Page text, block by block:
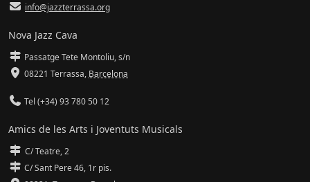
info@jazzterrassa.org
Nova Jazz Cava
Passatge Tete Montoliu, s/n
08221 Terrassa, Barcelona
Tel (+34) 93 780 50 12
Amics de les Arts i Joventuts Musicals
C/ Teatre, 2
C/ Sant Pere 46, 1r pis.